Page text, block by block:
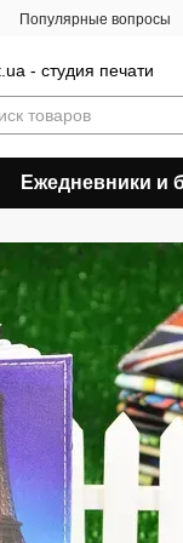
Популярные вопросы
- студия печати
Ежедневники и